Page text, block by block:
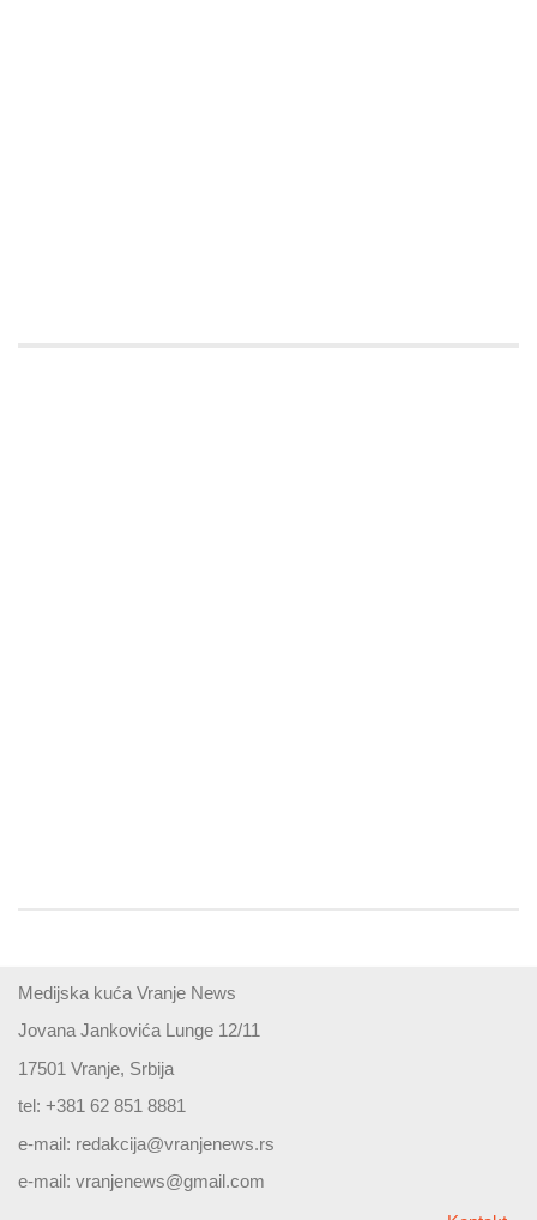
Medijska kuća Vranje News
Jovana Jankovića Lunge 12/11
17501 Vranje, Srbija
tel: +381 62 851 8881
e-mail: redakcija@vranjenews.rs
e-mail: vranjenews@gmail.com